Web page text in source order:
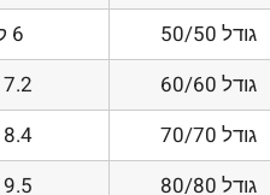
גודל 50/50
6 ק"ג
גודל 60/60
7.2 ק"ג
גודל 70/70
8.4 ק"ג
גודל 80/80
9.5 ק"ג